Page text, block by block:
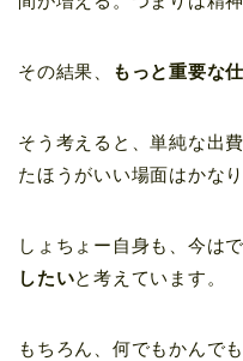
その結果、 もっと重要な
そう考えると、単純な出
たほうがいい場面はかなり
しょちょー自身も、今は
したいと考えています。
もちろん、何でもかんで